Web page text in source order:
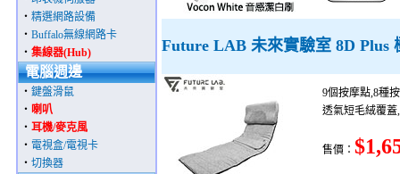
‧ 精選網路設備
‧ Buffalo無線網路卡
‧ 集線器(Hub)
電腦週邊
‧ 鍵盤滑鼠
‧ 喇叭
‧ 耳機/麥克風
‧ 電視盒/電視卡
‧ 切換器
Future LAB 未來實驗室 8D Plus
9個按摩點,8種
透氣短毛絨覆蓋
售價：